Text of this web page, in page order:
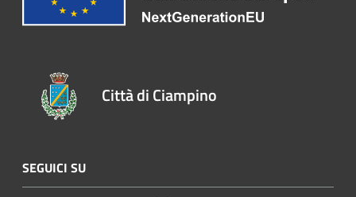
Città di Ciampino
SEGUICI SU